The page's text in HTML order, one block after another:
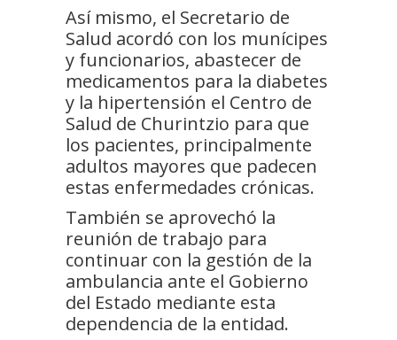
Así mismo, el Secretario de
Salud acordó con los munícipes
y funcionarios, abastecer de
medicamentos para la diabetes
y la hipertensión el Centro de
Salud de Churintzio para que
los pacientes, principalmente
adultos mayores que padecen
estas enfermedades crónicas.
También se aprovechó la
reunión de trabajo para
continuar con la gestión de la
ambulancia ante el Gobierno
del Estado mediante esta
dependencia de la entidad.